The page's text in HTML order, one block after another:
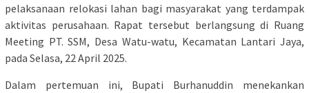
pelaksanaan relokasi lahan bagi masyarakat yang terdampak
aktivitas perusahaan. Rapat tersebut berlangsung di Ruang
Meeting PT. SSM, Desa Watu-watu, Kecamatan Lantari Jaya,
pada Selasa, 22 April 2025.
Dalam pertemuan ini, Bupati Burhanuddin menekankan